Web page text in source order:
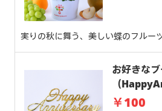
実りの秋に舞う、美しい蝶のフルー
お好きな
（
ク）
￥100